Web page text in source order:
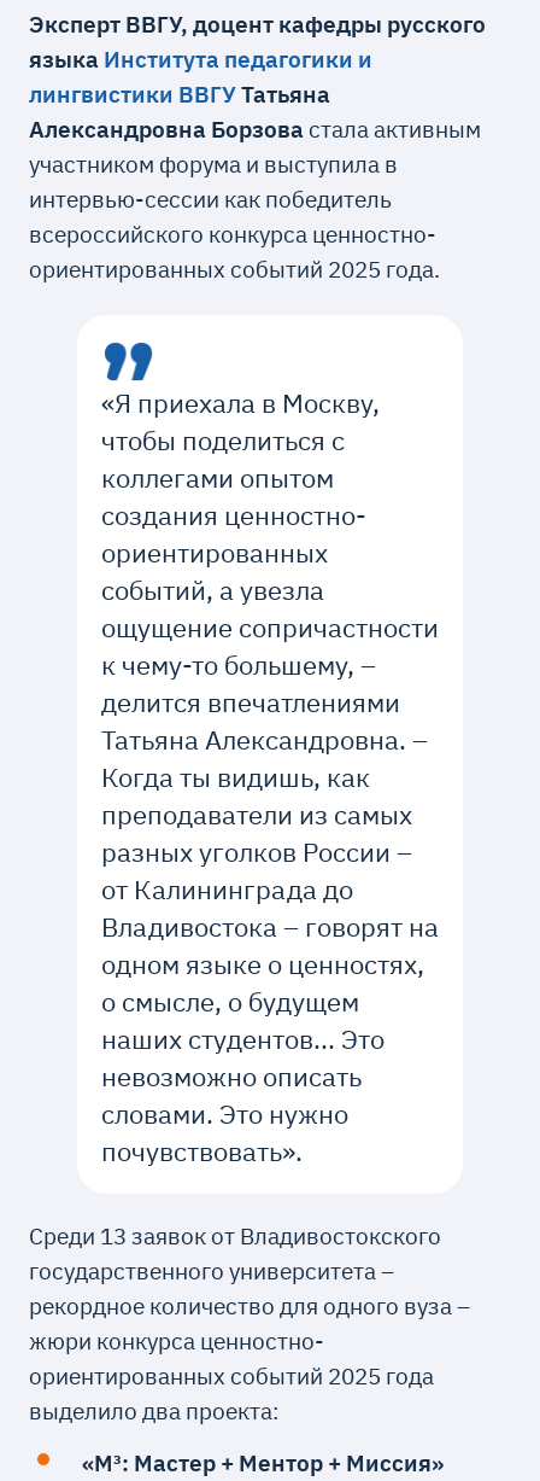
Эксперт ВВГУ, доцент кафедры русского
языка Института педагогики и
лингвистики ВВГУТатьяна
Александровна Борзова стала активным
участником форума и выступила в
интервью-сессии как победитель
всероссийского конкурса ценностно-
ориентированных событий 2025 года.
«Я приехала в Москву,
чтобы поделиться с
коллегами опытом
создания ценностно-
ориентированных
событий, а увезла
ощущение сопричастности
к чему-то большему, –
делится впечатлениями
Татьяна Александровна. –
Когда ты видишь, как
преподаватели из самых
разных уголков России –
от Калининграда до
Владивостока – говорят на
одном языке о ценностях,
о смысле, о будущем
наших студентов... Это
невозможно описать
словами. Это нужно
почувствовать».
Среди 13 заявок от Владивостокского
государственного университета –
рекордное количество для одного вуза –
жюри конкурса ценностно-
ориентированных событий 2025 года
выделило два проекта:
«М³: Мастер + Ментор + Миссия»